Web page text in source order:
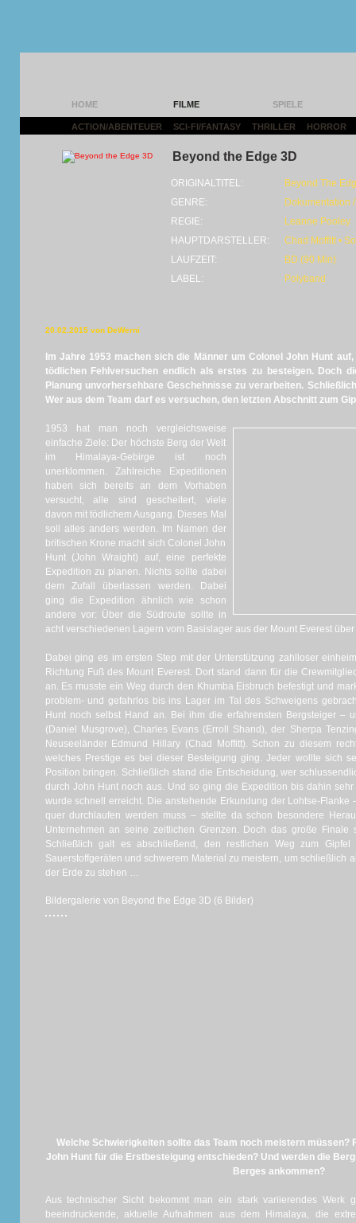
HOME FILME SPIELE
ACTION/ABENTEUER SCI-FI/FANTASY THRILLER HORROR
Beyond the Edge 3D
ORIGINALTITEL:
Beyond The
GENRE:
Dokumentation
REGIE:
Leanne Pooley
HAUPTDARSTELLER:
Chad Moffitt •
LAUFZEIT:
BD (90 Min)
LABEL:
Polyband
20.02.2015 von DeWerni
Im Jahre 1953 machen sich die Männer um Colonel John Hunt
tödlichen Fehlversuchen endlich als erstes zu besteigen. Doch
Planung unvorhersehbare Geschehnisse zu verarbeiten.
Wer aus dem Team darf es versuchen, den letzten Abschnitt zum
1953 hat man noch vergleichsweise
einfache Ziele: Der höchste Berg der Welt
im Himalaya-Gebirge ist noch
unerklommen. Zahlreiche Expeditionen
haben sich bereits an dem Vorhaben
versucht, alle sind gescheitert, viele
davon mit tödlichem Ausgang. Dieses Mal
soll alles anders werden. Im Namen der
britischen Krone macht sich Colonel John
Hunt (John Wraight) auf, eine perfekte
Expedition zu planen. Nichts sollte dabei
dem Zufall überlassen werden. Dabei
ging die Expedition ähnlich wie schon
andere vor: Über die Südroute sollte in
acht verschiedenen Lagern vom Basislager aus der Mount Everest
Dabei ging es im ersten Step mit der Unterstützung zahlloser
Richtung Fuß des Mount Everest. Dort stand dann für die
an. Es musste ein Weg durch den Khumba Eisbruch befestigt und
problem- und gefahrlos bis ins Lager im Tal des Schweigens
Hunt noch selbst Hand an. Bei ihm die erfahrensten Bergsteiger –
(Daniel Musgrove), Charles Evans (Erroll Shand), der Sherpa
Neuseeländer Edmund Hillary (Chad Moffitt). Schon zu diesem
welches Prestige es bei dieser Besteigung ging. Jeder wollte sich
Position bringen. Schließlich stand die Entscheidung, wer
durch John Hunt noch aus. Und so ging die Expedition bis dahin
wurde schnell erreicht. Die anstehende Erkundung der Lohtse-
quer durchlaufen werden muss – stellte da schon besondere
Unternehmen an seine zeitlichen Grenzen. Doch das große
Schließlich galt es abschließend, den restlichen Weg zum
Sauerstoffgeräten und schwerem Material zu meistern, um schließlich
der Erde zu stehen …
Bildergalerie von Beyond the Edge 3D (6 Bilder)
Welche Schwierigkeiten sollte das Team noch meistern müssen?
John Hunt für die Erstbesteigung entschieden? Und werden die
Berges ankommen?
Aus technischer Sicht bekommt man ein stark variierendes Werk
beeindruckende, aktuelle Aufnahmen aus dem Himalaya, die